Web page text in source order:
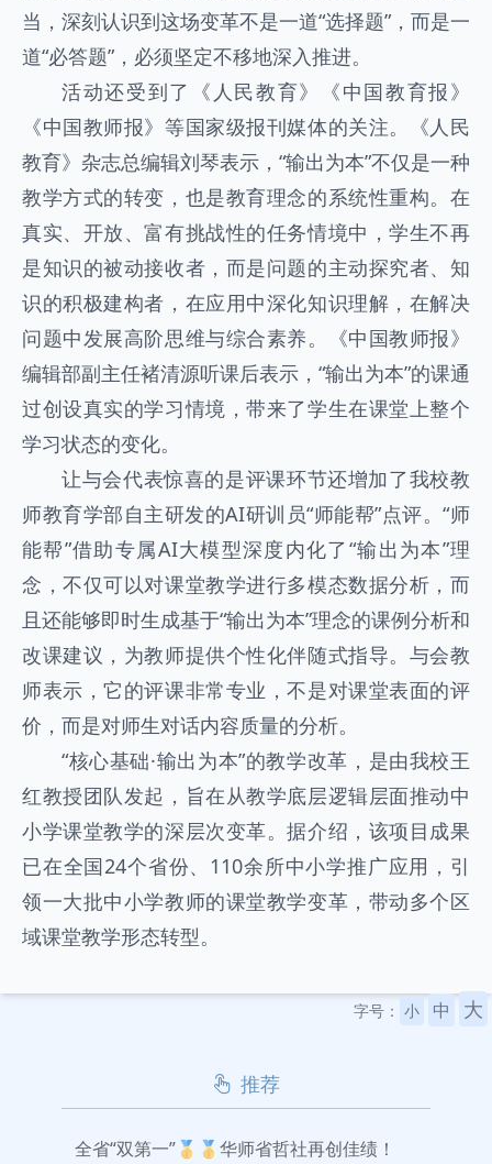
当，深刻认识到这场变革不是一道“选择题”，而是一
道“必答题”，必须坚定不移地深入推进。
活动还受到了《人民教育》《中国教育报》
《中国教师报》等国家级报刊媒体的关注。《人民
教育》杂志总编辑刘琴表示，“输出为本”不仅是一种
教学方式的转变，也是教育理念的系统性重构。在
真实、开放、富有挑战性的任务情境中，学生不再
是知识的被动接收者，而是问题的主动探究者、知
识的积极建构者，在应用中深化知识理解，在解决
问题中发展高阶思维与综合素养。《中国教师报》
编辑部副主任褚清源听课后表示，“输出为本”的课通
过创设真实的学习情境，带来了学生在课堂上整个
学习状态的变化。
让与会代表惊喜的是评课环节还增加了我校教
师教育学部自主研发的AI研训员“师能帮”点评。“师
能帮”借助专属AI大模型深度内化了“输出为本”理
念，不仅可以对课堂教学进行多模态数据分析，而
且还能够即时生成基于“输出为本”理念的课例分析和
改课建议，为教师提供个性化伴随式指导。与会教
师表示，它的评课非常专业，不是对课堂表面的评
价，而是对师生对话内容质量的分析。
“核心基础·输出为本”的教学改革，是由我校王
红教授团队发起，旨在从教学底层逻辑层面推动中
小学课堂教学的深层次变革。据介绍，该项目成果
已在全国24个省份、110余所中小学推广应用，引
领一大批中小学教师的课堂教学变革，带动多个区
域课堂教学形态转型。
字号： 小 中 大
推荐
全省“双第一”🥇🥇华师省哲社再创佳绩！